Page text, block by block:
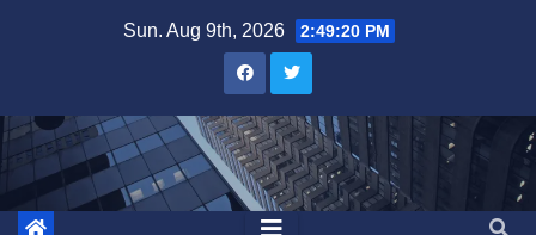
Sun. Aug 9th, 2026 2:49:21 PM